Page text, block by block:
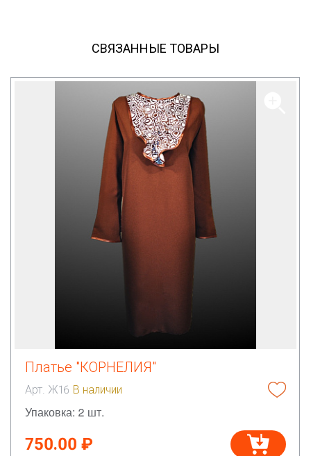
СВЯЗАННЫЕ ТОВАРЫ
Платье "КОРНЕЛИЯ"
Арт. Ж16 В наличии
Упаковка: 2 шт.
750.00 ₽